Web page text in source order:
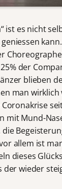
ist es nicht
der
blieben
man
mit Mund-
allem ist
dieses
der wieder